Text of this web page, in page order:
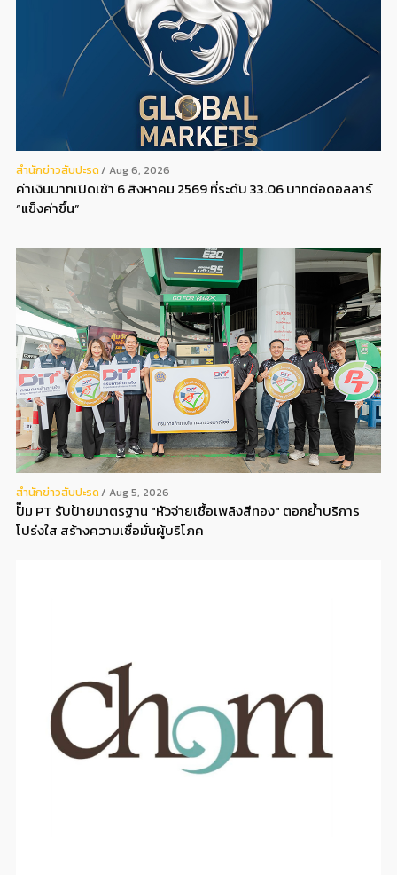
สํานักข่าวสับปะรด Aug 6, 2026
ค่าเงินบาทเปิดเช้า 6 สิงหาคม 2569 ที่ระดับ 33.06 บาทต่อดอลลาร์
“แข็งค่าขึ้น”
สํานักข่าวสับปะรด Aug 5, 2026
ปั๊ม PT รับป้ายมาตรฐาน "หัวจ่ายเชื้อเพลิงสีทอง" ตอกย้ำบริการ
โปร่งใส สร้างความเชื่อมั่นผู้บริโภค